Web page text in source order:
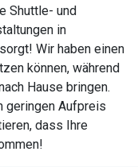
Shuttle- und
in
Wir haben einen
können, während
Hause bringen.
geringen Aufpreis
dass Ihre